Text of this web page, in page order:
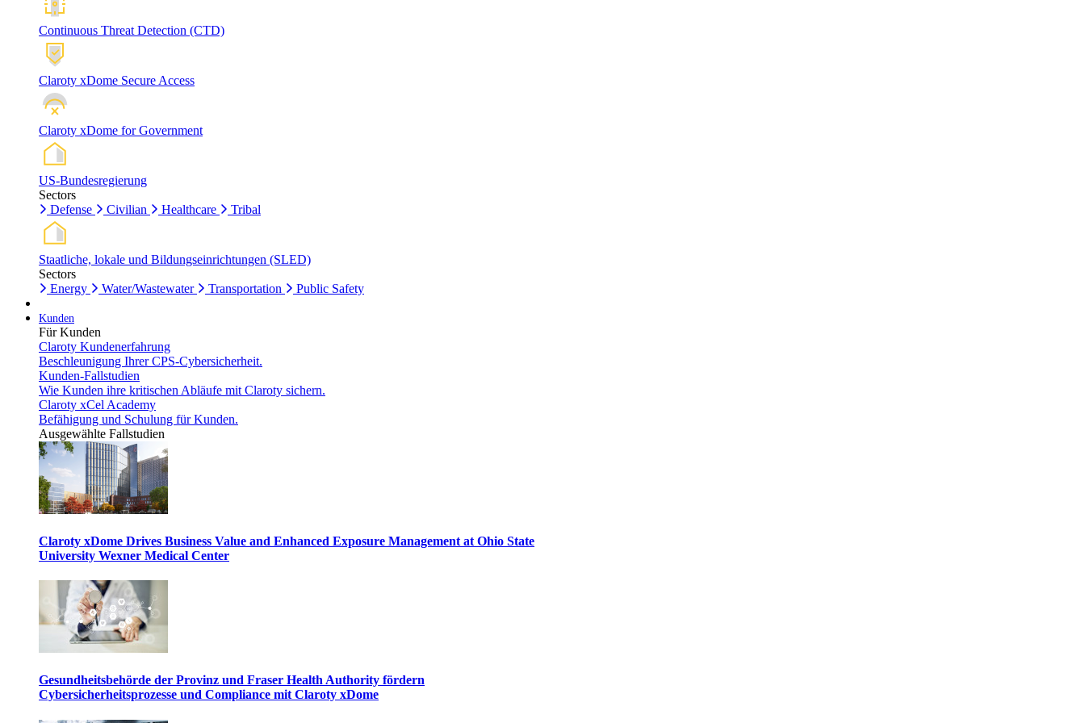
Continuous Threat Detection (CTD)
Claroty xDome Secure Access
Claroty xDome for Government
US-Bundesregierung
Sectors
Defense
Civilian Healthcare Tribal
Staatliche, lokale und Bildungseinrichtungen (SLED)
Sectors
Energy
Water/Wastewater Transportation Public Safety
Kunden
Für Kunden
Claroty Kundenerfahrung
Beschleunigung Ihrer CPS-Cybersicherheit.
Kunden-Fallstudien
Wie Kunden ihre kritischen Abläufe mit Claroty sichern.
Claroty xCel Academy
Befähigung und Schulung für Kunden.
Ausgewählte Fallstudien
Claroty xDome Drives Business Value and Enhanced Exposure Management at Ohio State
University Wexner Medical Center
Gesundheitsbehörde der Provinz und Fraser Health Authority fördern
Cybersicherheitsprozesse und Compliance mit Claroty xDome